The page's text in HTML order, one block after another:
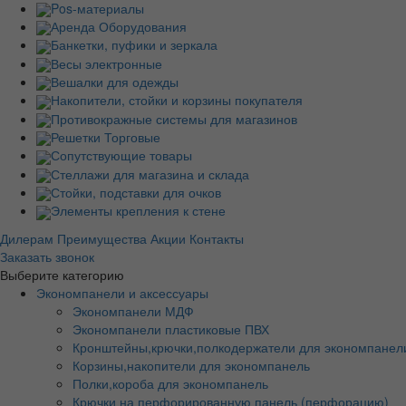
Pos-материалы
Аренда Оборудования
Банкетки, пуфики и зеркала
Весы электронные
Вешалки для одежды
Накопители, стойки и корзины покупателя
Противокражные системы для магазинов
Решетки Торговые
Сопутствующие товары
Стеллажи для магазина и склада
Стойки, подставки для очков
Элементы крепления к стене
Дилерам Преимущества Акции Контакты
Заказать звонок
Выберите категорию
Экономпанели и аксессуары
Экономпанели МДФ
Экономпанели пластиковые ПВХ
Кронштейны,крючки,полкодержатели для
Корзины,накопители для экономпанель
Полки,короба для экономпанель
Крючки на перфорированную панель (перфорацию)